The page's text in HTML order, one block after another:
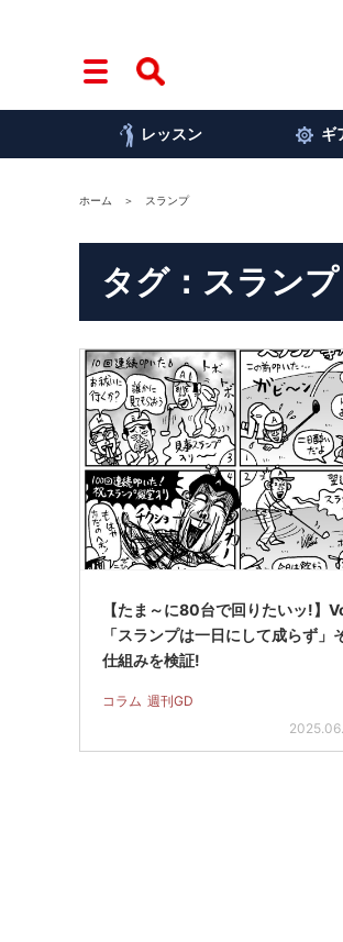
レッスン ギ
ホーム スランプ
タグ：スランプ
【たま～に80台で回りたいッ!】
「スランプは一日にして成らず」
仕組みを検証!
コラム 週刊GD